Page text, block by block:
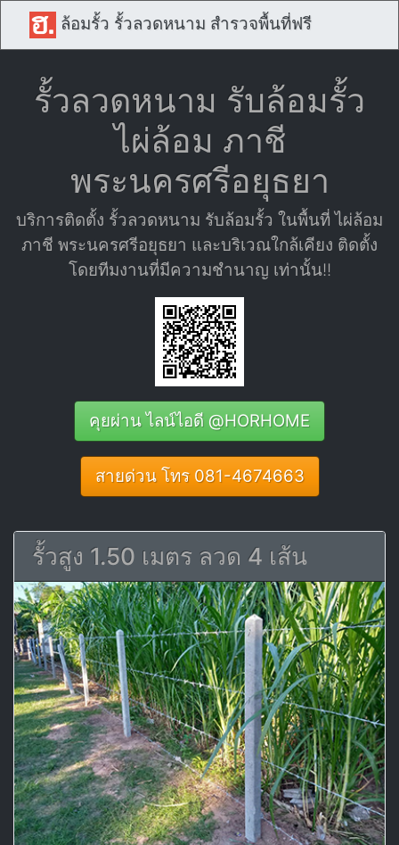
ล้อมรั้ว รั้วลวดหนาม สำรวจพื้นที่ฟรี
รั้วลวดหนาม รับล้อมรั้ว
ไผ่ล้อม ภาชี
พระนครศรีอยุธยา
บริการติดตั้ง รั้วลวดหนาม รับล้อมรั้ว ในพื้นที่ ไผ่ล้อม
ภาชี พระนครศรีอยุธยา และบริเวณใกล้เคียง ติดตั้ง
โดยทีมงานที่มีความชำนาญ เท่านั้น!!
คุยผ่าน ไลน์ไอดี @HORHOME
สายด่วน โทร 081-4674663
รั้วสูง 1.50 เมตร ลวด 4 เส้น